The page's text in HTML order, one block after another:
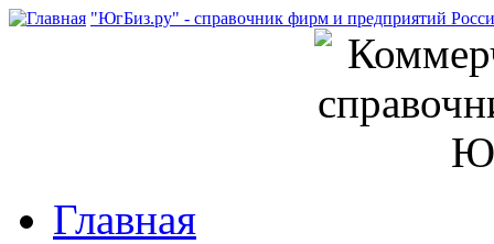
"ЮгБиз.ру" - справочник фирм и предприятий
Главная